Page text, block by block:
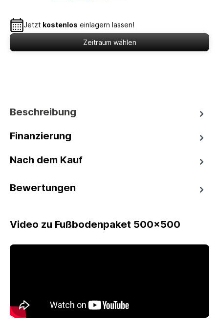
Jetzt kostenlos einlagern lassen!
Zeitraum wählen
Beschreibung
Finanzierung
Nach dem Kauf
Bewertungen
Video zu Fußbodenpaket 500x500